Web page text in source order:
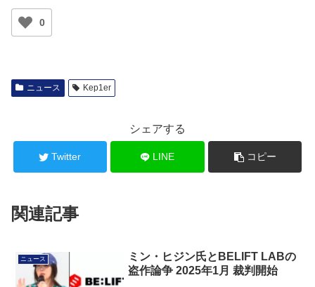
0
ニュース Kep1er
シェアする
Twitter LINE コピー
関連記事
ニュース
ミン・ヒジン氏とBELIFT LABの
盗作論争 2025年1月 裁判開始